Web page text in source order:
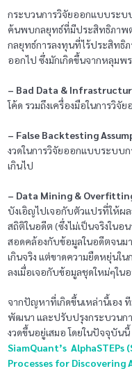
กระบวนการวิจัยออกแบบระบ
ค้นพบกลยุทธ์ที่มีประสิทธิภาพต
กลยุทธ์การลงทุนที่ไร้ประสิทธิ
ออกไป ซึ่งมักเกิดขึ้นจากหลุมพ
– Bad Data &
โค้ด รวมถึงเครื่องมือในการวิ
– False Backtesting
งวดในการวิจัยออกแบบระบบ
เกินไป
– Data Mining &
บังเอิญไปเจอกับตัวแปรที่ให้ผ
สถิติในอดีต (ซึ่งไม่เป็นจริงใน
สอดคล้องกับข้อมูลในอดีตจนม
เกินจริง แต่ขาดความยืดหยุ่นใ
ลงเมื่อเจอกับข้อมูลชุดใหม่ๆใน
จากปัญหาที่เกิดขึ้นเหล่านี้เอง ที
พัฒนา และปรับปรุงกระบวนกา
งวดขึ้นอยู่เสมอ โดยในปัจจุบันนี้
SiamQuant’s
Processes for Discovering